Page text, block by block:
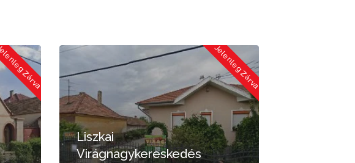
Zárva Jelenleg Zárva
Liszkai
Virágnagykereskedés